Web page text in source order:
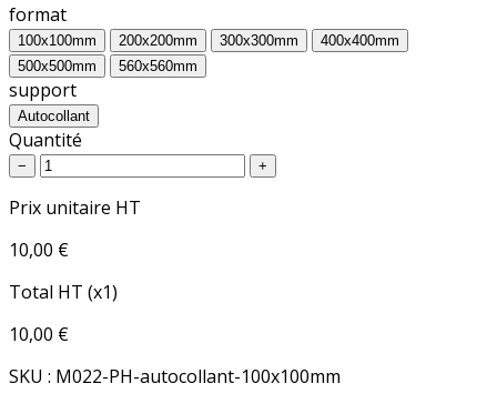
format
100x100mm 200x200mm 300x300mm
400x400mm
500x500mm
560x560mm
support
Autocollant
Quantité
− +
Prix unitaire HT
10,00 €
Total HT (x1)
10,00 €
SKU : M022-PH-autocollant-100x100mm